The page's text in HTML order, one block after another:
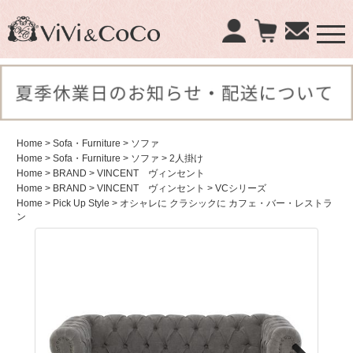
Home > Sofa・Furniture > ソファ
Home > Sofa・Furniture > ソファ > 2人掛け
Home > BRAND > VINCENT ヴィンセント
Home > BRAND > VINCENT ヴィンセント > VCシリーズ
Home > Pick Up Style > オシャレに クラシックに カフェ・バー・レストラ
ン
×
商品検索：